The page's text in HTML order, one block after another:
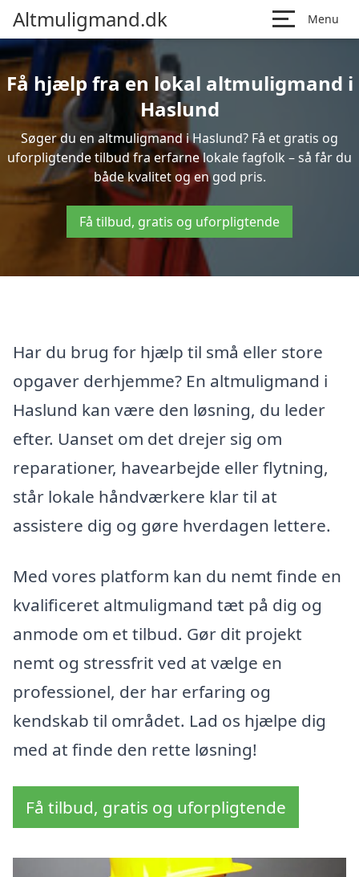
Altmuligmand.dk Menu
Få hjælp fra en lokal altmuligmand i
Haslund
Søger du en altmuligmand i Haslund? Få et gratis og
uforpligtende tilbud fra erfarne lokale fagfolk – så får du
både kvalitet og en god pris.
Få tilbud, gratis og uforpligtende
Har du brug for hjælp til små eller store
opgaver derhjemme? En altmuligmand i
Haslund kan være den løsning, du leder
efter. Uanset om det drejer sig om
reparationer, havearbejde eller flytning,
står lokale håndværkere klar til at
assistere dig og gøre hverdagen lettere.
Med vores platform kan du nemt finde en
kvalificeret altmuligmand tæt på dig og
anmode om et tilbud. Gør dit projekt
nemt og stressfrit ved at vælge en
professionel, der har erfaring og
kendskab til området. Lad os hjælpe dig
med at finde den rette løsning!
Få tilbud, gratis og uforpligtende